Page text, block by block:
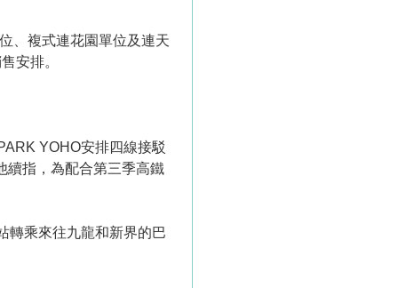
、複式連花園單位及連天
安排。
YOHO安排四線接駁
續指，為配合第三季高鐵
轉乘來往九龍和新界的巴